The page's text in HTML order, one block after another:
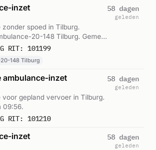
inzet
zonder spoed in Tilburg.
20-148 Tilburg. Gemeld
RIT: 101199
148 Tilburg
58 dagen
geleden
ambulance-inzet
voor gepland vervoer in Tilburg.
09:56.
RIT: 101210
58 dagen
geleden
inzet 58 dagen
geleden